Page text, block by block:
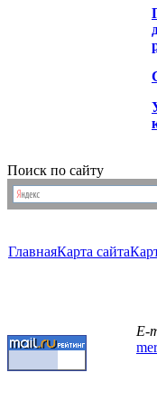
Поиск по сайту
ГлавнаяКарта сайта
E-